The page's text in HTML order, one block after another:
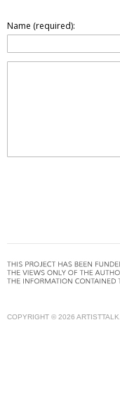
Name (required):
COPYRIGHT © 2026